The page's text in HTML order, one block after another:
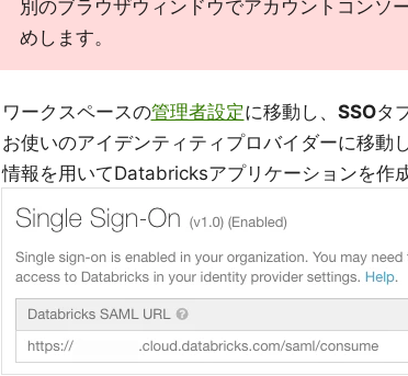
別のブラウザウィンドウでアカウントコンソ
めします。
ワークスペースの管理者設定に移動し、 SSOタ
お使いのアイデンティティプロバイダーに移動し
情報を用いてDatabricksアプリケーションを作成